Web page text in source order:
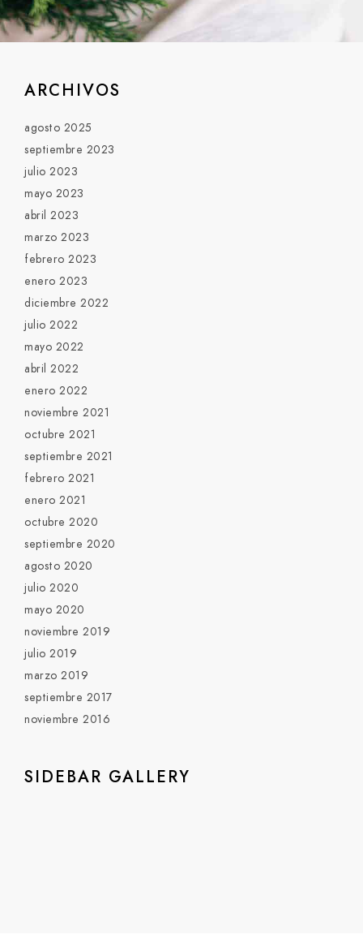
ARCHIVOS
agosto 2025
septiembre 2023
julio 2023
mayo 2023
abril 2023
marzo 2023
febrero 2023
enero 2023
diciembre 2022
julio 2022
mayo 2022
abril 2022
enero 2022
noviembre 2021
octubre 2021
septiembre 2021
febrero 2021
enero 2021
octubre 2020
septiembre 2020
agosto 2020
julio 2020
mayo 2020
noviembre 2019
julio 2019
marzo 2019
septiembre 2017
noviembre 2016
SIDEBAR GALLERY